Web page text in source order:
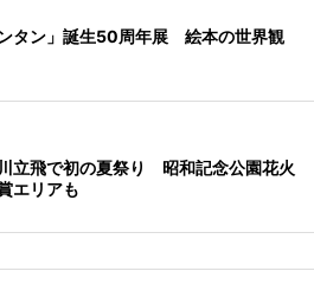
タン」誕生50周年展 絵本の世界観
立飛で初の夏祭り 昭和記念公園花火
エリアも